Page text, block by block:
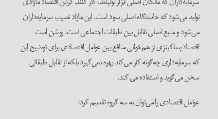
تولید می‌شود که خاستگاه اصلی سود است. این مازاد نصیب سرمایه‌داران
می‌شود و منبع اصلی تقابل بین طبقات اجتماعی است. روشن است
اقتصاد پساکینزی از هم‌خوانی منافع بین عوامل اقتصادی برای توضیح این
که سرمایه‌داری چه‌گونه کار می‌کند بهره نمی‌گیرد بلکه از تقابل طبقاتی
سخن می‌گوید و استفاده می کند.
عوامل اقتصادی را می‌توان به سه گروه تقسیم کرد: